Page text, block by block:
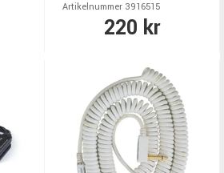
Artikelnummer 3916515
220 kr